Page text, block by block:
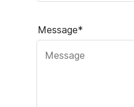
Message*